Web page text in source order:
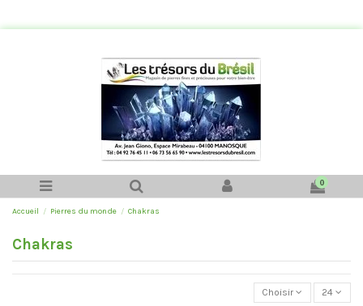
0
Accueil Pierres du monde Chakras
Chakras
Choisir 24